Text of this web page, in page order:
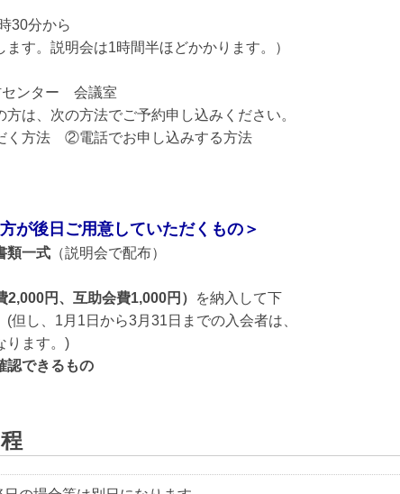
30分から
説明会は1時間半ほどかかります。）
ンター 会議室
は、次の方法でご予約申し込みください。
方法 ②電話でお申し込みする方法
が後日ご用意していただくもの＞
類一式 （説明会で配布）
円、互助会費1,000円）
を納入して下
し、1月1日から3月31日までの入会者は、
ります。)
認できるもの